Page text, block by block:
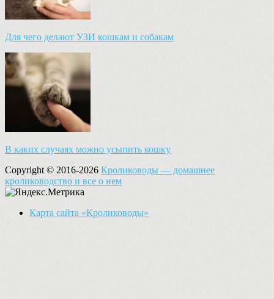
Для чего делают УЗИ кошкам и собакам
В каких случаях можно усыпить кошку
Copyright © 2016-2026 Кролиководы — домашнее
кролиководство и все о нем
Карта сайта «Кролиководы»